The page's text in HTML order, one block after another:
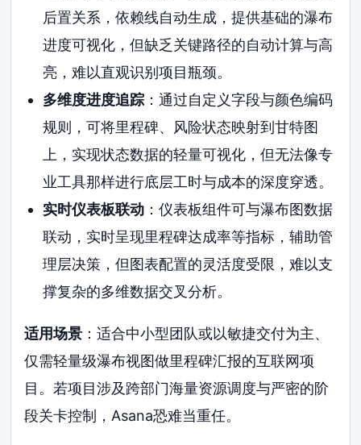
后置关系，依赖线自动生成，提供基础的瀑布
进度可视化，但缺乏关键路径的自动计算与高
亮，难以直观识别项目瓶颈。
多维度进度追踪：通过自定义字段与颜色编码
规则，可将里程碑、风险状态映射到甘特图
上，实现状态数据的轻量可视化，但无法像专
业工具那样进行底层工时与成本的深度穿透。
实时仪表板联动：仪表板组件可与瀑布图数据
联动，实时呈现里程碑达成率等指标，辅助管
理层决策，但图表配置的灵活度受限，难以支
撑复杂的多维数据交叉分析。
适用场景 ：适合中小型团队或以敏捷交付为主、
仅需轻量级瀑布视图做里程碑汇报的互联网项
目。若项目涉及跨部门海量资源调度与严密的阶
段关卡控制，Asana恐难当重任。